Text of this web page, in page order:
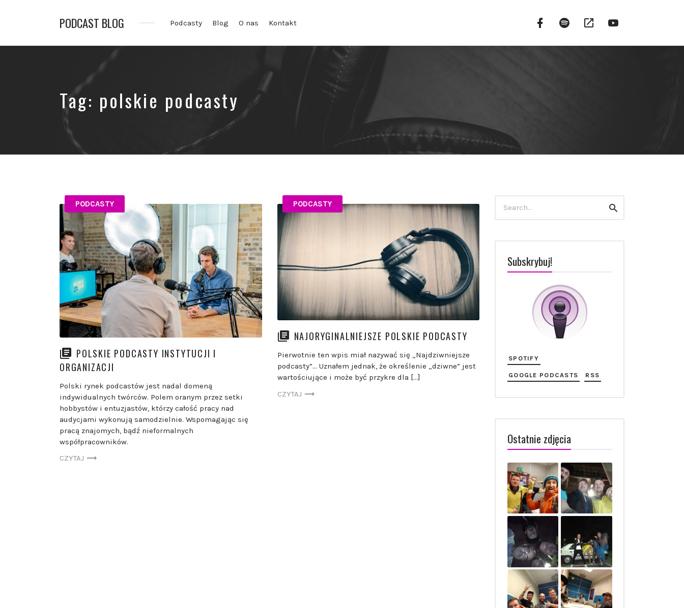
PODCAST BLOG
o
Podcasty Blog O nas Kontakt
Facebook
Fanpage
Spotify
Google
Podcasts
Tag: polskie podcasty
PODCASTY
POLSKIE PODCASTY INSTYTUCJI I
ORGANIZACJI
Polski rynek podcastów jest nadal domeną
indywidualnych twórców. Polem oranym przez setki
hobbystów i entuzjastów, którzy całość pracy nad
audycjami wykonują samodzielnie. Wspomagając się
pracą znajomych, bądź nieformalnych
współpracowników.
CZYTAJ
PODCASTY
NAJORYGINALNIEJSZE POLSKIE PODCASTY
Pierwotnie ten wpis miał nazywać się „Najdziwniejsze
podcasty”… Uznałem jednak, że określenie „dziwne” jest
wartościujące i może być przykre dla […]
CZYTAJ
szukaj
Subskrybuj!
SPOTIFY
GOOGLE PODCASTS RSS
Ostatnie zdjęcia